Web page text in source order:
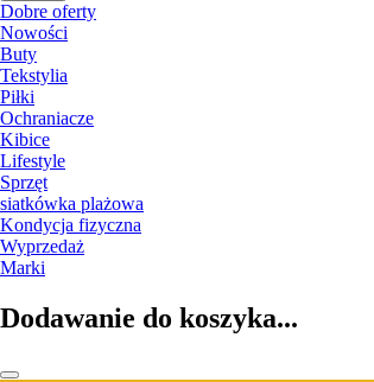
Dobre oferty
Nowości
Buty
Tekstylia
Piłki
Ochraniacze
Kibice
Lifestyle
Sprzęt
siatkówka plażowa
Kondycja fizyczna
Wyprzedaż
Marki
Dodawanie do koszyka...